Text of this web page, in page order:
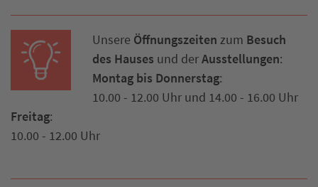
Unsere Öffnungszeiten zum Besuch
des Hauses und derAusstellungen:
Montag bis Donnerstag:
10.00 - 12.00 Uhr und 14.00 - 16.00 Uhr
Freitag:
10.00 - 12.00 Uhr